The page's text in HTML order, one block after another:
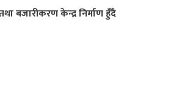
बजारीकरण केन्द्र निर्माण हुँदै